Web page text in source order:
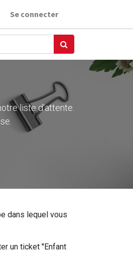
Se connecter
liste d'attente.
dans lequel vous
un ticket ''Enfant